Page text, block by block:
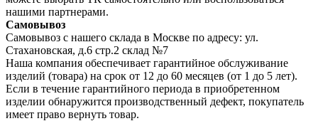
нашими партнерами.
Самовывоз
Самовывоз с нашего склада в Москве по адресу: ул.
Стахановская, д.6 стр.2 склад №7
Наша компания обеспечивает гарантийное обслуживание
изделий (товара) на срок от 12 до 60 месяцев (от 1 до 5 лет).
Если в течение гарантийного периода в приобретенном
изделии обнаружится производственный дефект, покупатель
имеет право вернуть товар.